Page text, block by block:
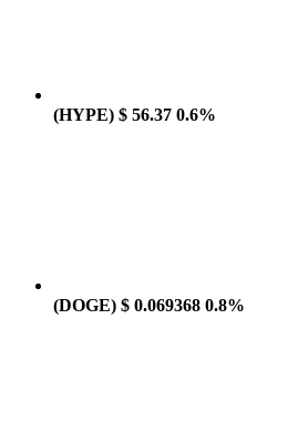
(HYPE) $ 56.37 0.6%
(DOGE) $ 0.069368 0.8%